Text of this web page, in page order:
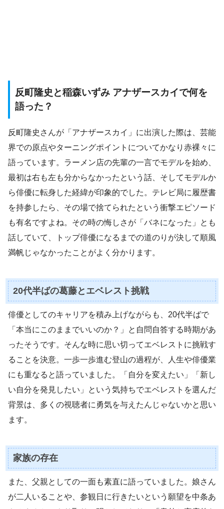
反町隆史と稲森いずみ アナザースカイで何を
語った？
反町隆史さんが「アナザースカイ」に出演した際は、芸能
界での原点やターニングポイントについてかなり赤裸々に
語っています。ラーメン店の先輩の一言でモデルを始め、
最初は右も左も分からなかったという話、そしてモデルか
ら俳優に転身した経緯が印象的でした。テレビ局に履歴書
を持参したら、その場で捨てられたという衝撃エピソード
も有名ですよね。その時の悔しさが「バネになった」とも
話していて、トップ俳優になるまでの道のりが決して順風
満帆じゃなかったことがよく分かります。
20代半ばの葛藤とエベレスト挑戦
俳優としてのキャリアを積み上げながらも、20代半ばで
「本当にこのままでいいのか？」と自問自答する時期があ
ったそうです。そんな時に思い切ってエベレストに挑戦す
ることを決意。一歩一歩進む登山の過程が、人生や俳優業
にも重なると語っていました。「自分を変えたい」「新し
い自分を発見したい」という気持ちでエベレストを選んだ
背景は、多くの視聴者に勇気を与えたんじゃないかと思い
ます。
家族の存在
また、父親としての一面も素直に語っていました。娘さん
が二人いることや、参観日に行きたいという願望を中条あ